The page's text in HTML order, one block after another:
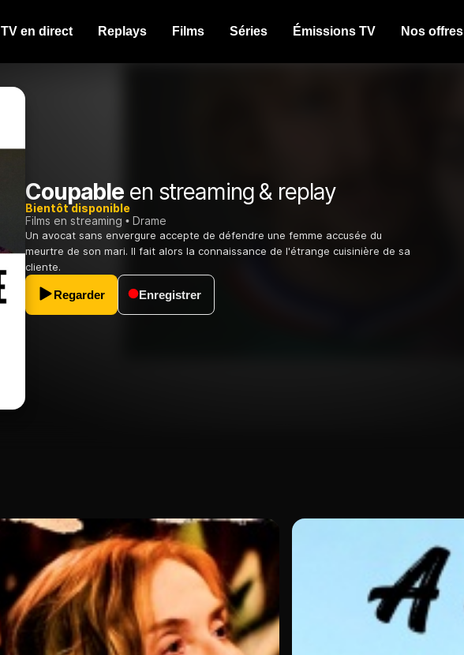
TV en direct Replays Films Séries Émissions TV Nos offres
Coupable en streaming & replay
Bientôt disponible
Films en streaming
Drame
Un avocat sans envergure accepte de défendre une femme accusée du
meurtre de son mari. Il fait alors la connaissance de l'étrange cuisinière de sa
cliente.
Regarder Enregistrer